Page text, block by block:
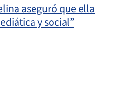
aseguró que ella
y social”